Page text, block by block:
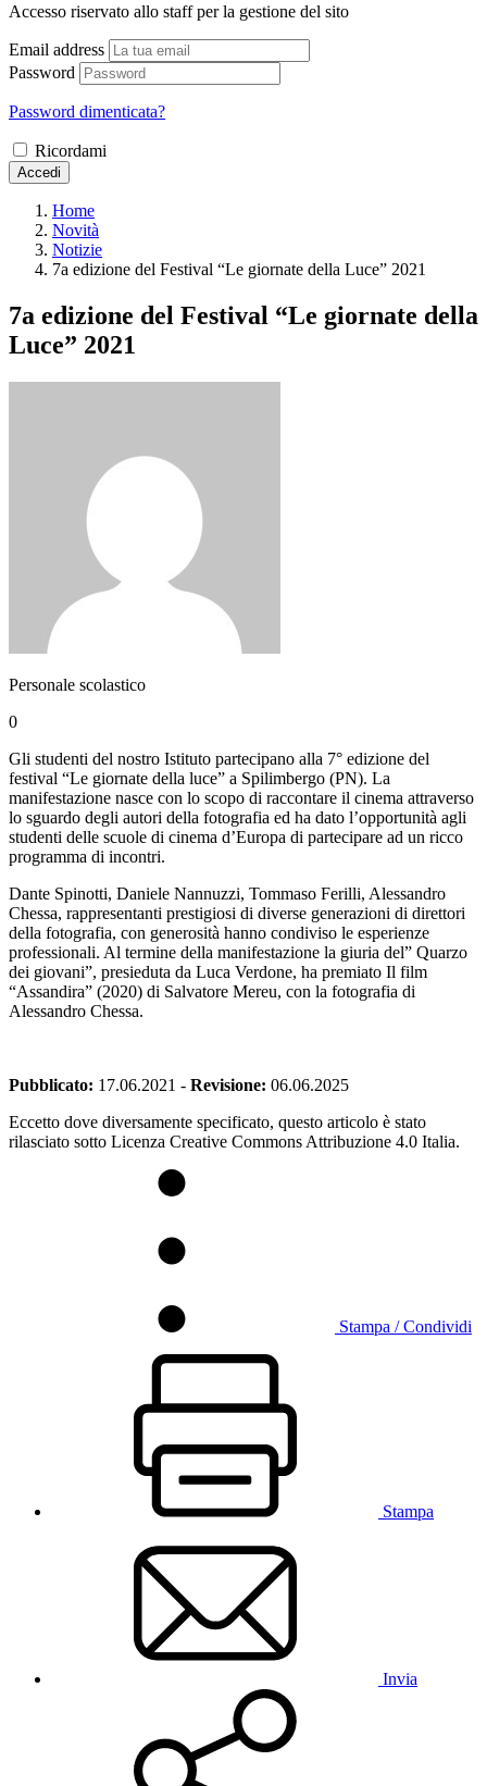
Accesso riservato allo staff per la gestione del sito
Email address
Password
Password dimenticata?
Ricordami
Accedi
Home
Novità
Notizie
7a edizione del Festival “Le giornate della Luce” 2021
7a edizione del Festival “Le giornate della
Luce” 2021
Personale scolastico
0
Gli studenti del nostro Istituto partecipano alla 7° edizione del
festival “Le giornate della luce” a Spilimbergo (PN). La
manifestazione nasce con lo scopo di raccontare il cinema attraverso
lo sguardo degli autori della fotografia ed ha dato l’opportunità agli
studenti delle scuole di cinema d’Europa di partecipare ad un ricco
programma di incontri.
Dante Spinotti, Daniele Nannuzzi, Tommaso Ferilli, Alessandro
Chessa, rappresentanti prestigiosi di diverse generazioni di direttori
della fotografia, con generosità hanno condiviso le esperienze
professionali. Al termine della manifestazione la giuria del” Quarzo
dei giovani”, presieduta da Luca Verdone, ha premiato Il film
“Assandira” (2020) di Salvatore Mereu, con la fotografia di
Alessandro Chessa.
Pubblicato: 17.06.2021 - Revisione: 06.06.2025
Eccetto dove diversamente specificato, questo articolo è stato
rilasciato sotto Licenza Creative Commons Attribuzione 4.0 Italia.
Stampa / Condividi
Stampa
Invia